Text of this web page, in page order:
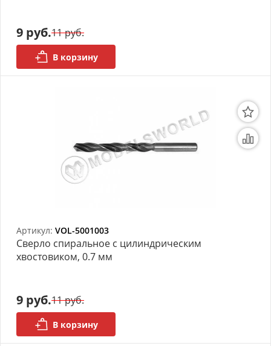
9 руб.11 руб.
В корзину
Артикул: VOL-5001003
Сверло спиральное с цилиндрическим
хвостовиком, 0.7 мм
9 руб.11 руб.
В корзину